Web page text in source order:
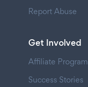
Report Abuse
Get Involved
Affiliate Program
Success Stories